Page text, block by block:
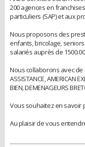
200 agences en
particuliers (SAP) et aux
Nous proposons des
enfants, bricolage,
salariés auprès de
Nous collaborons avec
ASSISTANCE, AMERICAN
BIEN, DEMENAGEURS
Vous souhaitez en savoir
Au plaisir de vous